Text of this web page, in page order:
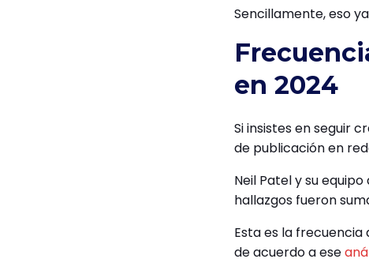
Sencillamente, eso
en 2024
Si insistes en seguir
de publicación en
Neil Patel y su
hallazgos fueron
Esta es la
de acuerdo a ese